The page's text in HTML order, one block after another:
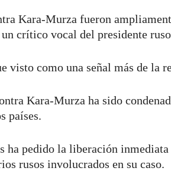
Kara-Murza fueron
un crítico vocal del presidente
visto como una señal más de la
Kara-Murza ha sido
países.
ha pedido la liberación
rusos involucrados en su caso.